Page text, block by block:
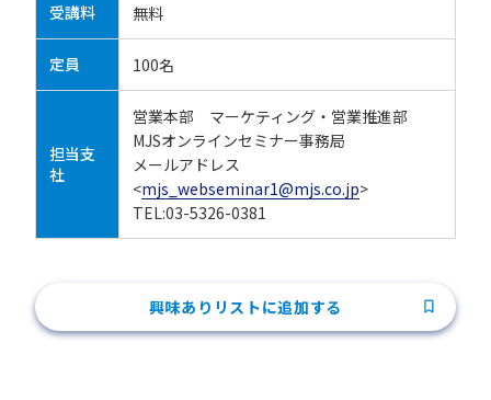
受講料 無料
定員 100名
担当支
社
営業本部 マーケティング・営業推進部
MJSオンラインセミナー事務局
メールアドレス
<mjs_webseminar1@mjs.co.jp>
TEL:03-5326-0381
興味ありリストに追加する